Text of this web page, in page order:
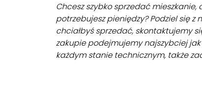
Chcesz szybko sprzedać
potrzebujesz pieniędzy? Podziel się
chciałbyś sprzedać, skontaktujemy
zakupie podejmujemy najszybciej
każdym stanie technicznym, także